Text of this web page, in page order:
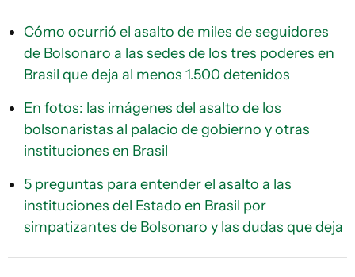
Cómo ocurrió el asalto de miles de seguidores
de Bolsonaro a las sedes de los tres poderes en
Brasil que deja al menos 1.500 detenidos
En fotos: las imágenes del asalto de los
bolsonaristas al palacio de gobierno y otras
instituciones en Brasil
5 preguntas para entender el asalto a las
instituciones del Estado en Brasil por
simpatizantes de Bolsonaro y las dudas que deja